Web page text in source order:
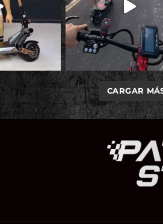
CARGAR